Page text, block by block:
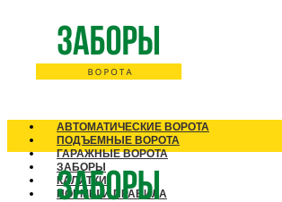
АВТОМАТИЧЕСКИЕ ВОРОТА
ПОДЪЕМНЫЕ ВОРОТА
ГАРАЖНЫЕ ВОРОТА
ЗАБОРЫ
КАЛИТКИ
НОРМЫ И ПРАВИЛА